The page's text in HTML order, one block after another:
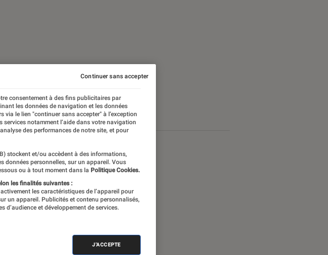
consentement à des fins publicitaires par
les données de navigation et les données
via le lien "continuer sans accepter" à l’exception
notamment l’aide dans votre navigation
des performances de notre site, et pour
stockent et/ou accèdent à des informations,
données personnelles, sur un appareil. Vous
ou à tout moment dans la Politique Cookies.
les finalités suivantes :
les caractéristiques de l’appareil pour
un appareil. Publicités et contenu personnalisés,
d’audience et développement de services.
J'ACCEPTE
Continuer sans accepter